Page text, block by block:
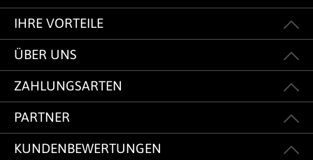
IHRE VORTEILE
ÜBER UNS
ZAHLUNGSARTEN
PARTNER
KUNDENBEWERTUNGEN